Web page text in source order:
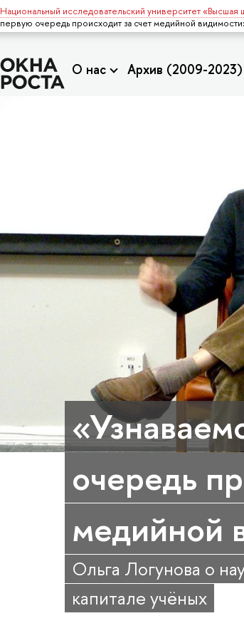
Национальный исследовательский университет «Высшая
первую очередь происходит за счет медийной
О нас Архив (2009-2023)
очередь
медийной
Ольга Логунова о
капитале учёных